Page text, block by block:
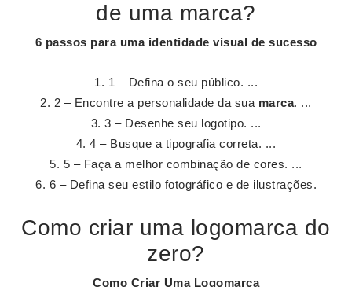
de uma marca?
6 passos para uma identidade visual de sucesso
1 – Defina o seu público. ...
2 – Encontre a personalidade da sua marca. ...
3 – Desenhe seu logotipo. ...
4 – Busque a tipografia correta. ...
5 – Faça a melhor combinação de cores. ...
6 – Defina seu estilo fotográfico e de ilustrações.
Como criar uma logomarca do
zero?
Como Criar Uma Logomarca